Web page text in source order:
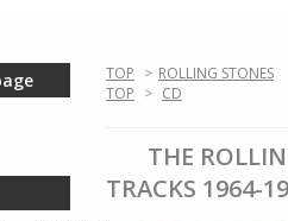
TOP > ROLLING STONES
TOP > CD
THE
TRACKS 1964-